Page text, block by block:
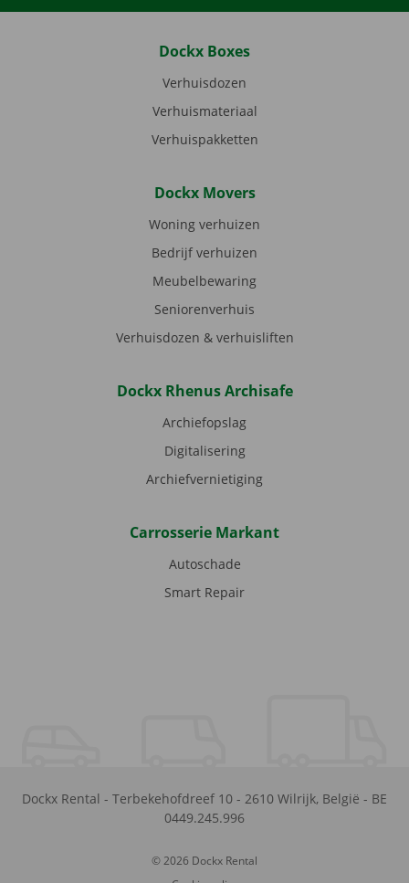
Dockx Boxes
Verhuisdozen
Verhuismateriaal
Verhuispakketten
Dockx Movers
Woning verhuizen
Bedrijf verhuizen
Meubelbewaring
Seniorenverhuis
Verhuisdozen & verhuisliften
Dockx Rhenus Archisafe
Archiefopslag
Digitalisering
Archiefvernietiging
Carrosserie Markant
Autoschade
Smart Repair
Dockx Rental - Terbekehofdreef 10 - 2610 Wilrijk, België - BE
0449.245.996
© 2026 Dockx Rental